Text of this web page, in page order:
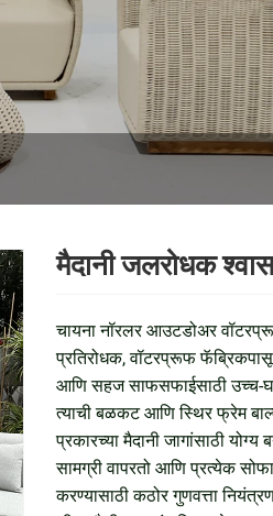
मैदानी जलरोधक
चायना नॉरलर आउटडोअर
प्रतिरोधक, वॉटरप्रूफ
आणि सहज साफसफाईसाठी उच्च-
त्याची बळकट आणि स्थिर फ्रेम
प्रकारच्या मैदानी जागांसाठी
सामग्री वापरतो आणि प्रत्येक
करण्यासाठी कठोर गुणवत्ता